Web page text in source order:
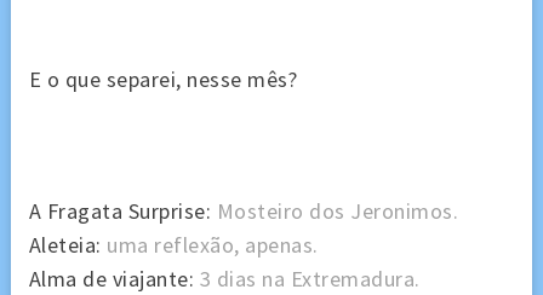
E o que separei, nesse mês?
A Fragata Surprise: Mosteiro dos Jeronimos.
Aleteia: uma reflexão, apenas.
Alma de viajante: 3 dias na Extremadura.